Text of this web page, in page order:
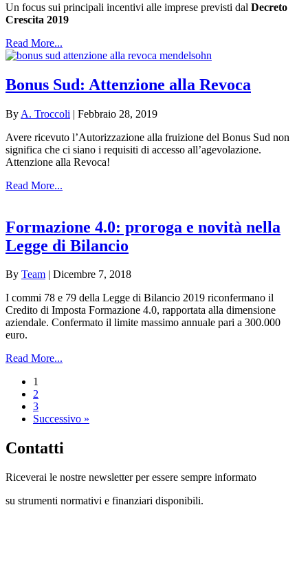
Un focus sui principali incentivi alle imprese previsti dal Decreto
Crescita 2019
Read More...
Bonus Sud: Attenzione alla Revoca
By A. Troccoli | Febbraio 28, 2019
Avere ricevuto l’Autorizzazione alla fruizione del Bonus Sud non
significa che ci siano i requisiti di accesso all’agevolazione.
Attenzione alla Revoca!
Read More...
Formazione 4.0: proroga e novità nella
Legge di Bilancio
By Team | Dicembre 7, 2018
I commi 78 e 79 della Legge di Bilancio 2019 riconfermano il
Credito di Imposta Formazione 4.0, rapportata alla dimensione
aziendale. Confermato il limite massimo annuale pari a 300.000
euro.
Read More...
1
2
3
Successivo »
Contatti
Riceverai le nostre newsletter per essere sempre informato
su strumenti normativi e finanziari disponibili.